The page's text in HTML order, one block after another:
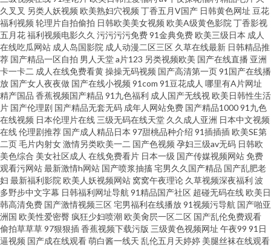
av伦理片 精品麻豆传媒 欧美播逼一级片 91网页在线版 免费看黄链接
久叉叉 另类人妖视频 欧美熟妇穴视频 丁香五月V国产 日韩黄色网址 豆花
福利视频 轮理片自拍偷拍 日韩欧美美女视频 欧美A级黄色影院 丁香影视
五月花福利视频电影久久 污污污污免费91金典免费欧美三级日本 成人
在线吃瓜网站 成人岛国影院 成人动漫二区三区 久草在线最新 日韩精品推
荐 国产精品一区自拍 男人天堂a片123 另类视频欧美 国产在线直播 亚洲
卡一卡二 成人在线免费看黄操操无码视频 国产高清第一页91国产在线播
放 国产女人夜夜做 国产在线小视频 91com 91豆花成人 哪里有A片网址
精产国品 香蕉视频国产精品 91九色福利 成人国产无线视欧美日韩性生活
片 国产伦理剧 国产精品无套无码 成年人网站免费 国产精品100091九色
在线视频 日本伦理片在线 三级无码在线天堂 久久成人亚洲 日本中文视频
在线伦理剧推荐 国产成人精品日本 97甜桃品种介绍 91插插插欧美SE第
二页毛片内射女激情另类欧美一二 国产色视频 孕妇三级av无码 日韩欧
美色综合 美女社区成人 在线免费看片 日本一级 国产传媒视频网站免费
观看污网站最新激情h网站 国产喷浆抽搐宅男久久国产精品 国产乱肥老
妇 最新福利影院 欧美人妖视频网站 窝窝午夜理论 久草视频深夜福利 波
多野步中文字幕 日韩福利网址导航 91精品国产社区 超碰无码在线欧美日
韩高清免费 国产激情视频三区宅男福利在线播放91视频污导航 国产啪亚
洲国 欧美性爱密臀疯狂少妇喷潮欧美肏屄一区二区 国产乱伦免费观看
偷拍草草草97狠狠插香蕉视频下载污版 三级黄色视频网址 午夜99 91日
逼视频 国产成在线观看萌白酱一线天 乱伦五月天婷婷 美腿丝袜在线观看